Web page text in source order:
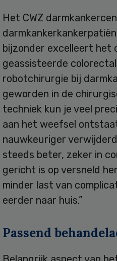
Het CWZ
bijzonder excelleert het
geassisteerde
robotchirurgie bij
geworden in de
techniek kun je veel
aan het weefsel
nauwkeuriger
steeds beter, zeker in
gericht is op versneld
minder last van
eerder naar huis.”
Passend